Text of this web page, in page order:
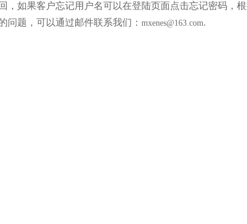
，如果客户忘记用户名可以在登陆页面点击忘记密码，
问题，可以通过邮件联系我们： mxenes@163.com.